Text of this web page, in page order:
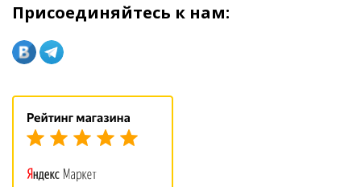
Присоединяйтесь к нам: